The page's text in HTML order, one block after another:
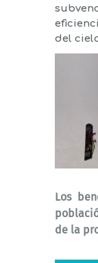
del
Los
de la